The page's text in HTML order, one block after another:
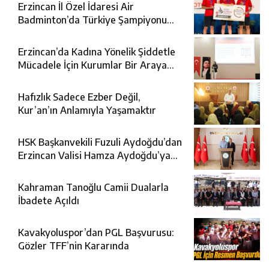
Erzincan İl Özel İdaresi Air
Badminton’da Türkiye Şampiyonu
Erzincan’da Kadına Yönelik Şiddetle
Mücadele İçin Kurumlar Bir Araya
Hafızlık Sadece Ezber Değil,
Kur’an’ın Anlamıyla Yaşamaktır
HSK Başkanvekili Fuzuli Aydoğdu’dan
Erzincan Valisi Hamza Aydoğdu’ya
Kahraman Tanoğlu Camii Dualarla
İbadete Açıldı
Kavakyoluspor’dan PGL Başvurusu:
Gözler TFF’nin Kararında